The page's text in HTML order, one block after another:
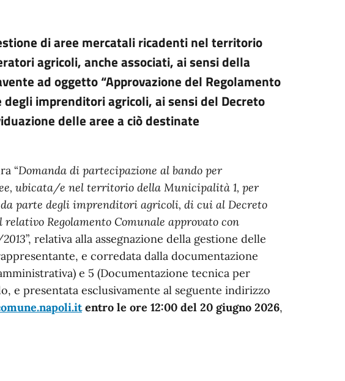
di aree mercatali ricadenti nel territorio
agricoli, anche associati, ai sensi della
ad oggetto “Approvazione del Regolamento
imprenditori agricoli, ai sensi del Decreto
delle aree a ciò destinate
“Domanda di partecipazione al bando per
ubicata/e nel territorio della Municipalità 1, per
parte degli imprenditori agricoli, di cui al Decreto
Regolamento Comunale approvato con
”, relativa alla assegnazione della gestione delle
e corredata dalla documentazione
e 5 (Documentazione tecnica per
e presentata esclusivamente al seguente indirizzo
entro le ore 12:00 del 20 giugno 2026,